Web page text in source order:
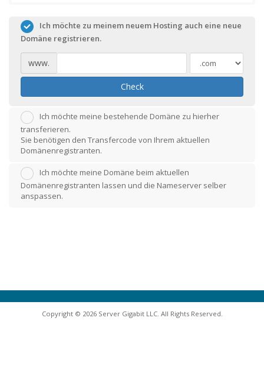
Ich möchte zu meinem neuem Hosting auch eine neue
Domäne registrieren.
www.
Check
Ich möchte meine bestehende Domäne zu hierher
transferieren.
Sie benötigen den Transfercode von Ihrem aktuellen
Domänenregistranten.
Ich möchte meine Domäne beim aktuellen
Domänenregistranten lassen und die Nameserver selber
anspassen.
Copyright © 2026 Server Gigabit LLC. All Rights Reserved.